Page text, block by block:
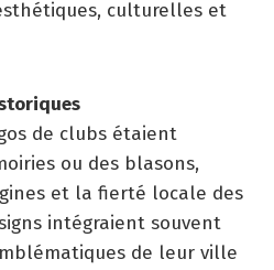
culturelles et
de clubs étaient
ou des blasons,
et la fierté locale des
intégraient souvent
de leur ville